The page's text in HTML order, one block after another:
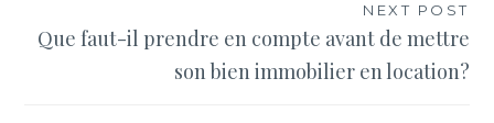
NEXT POST
Que faut-il prendre en compte avant de mettre
son bien immobilier en location?